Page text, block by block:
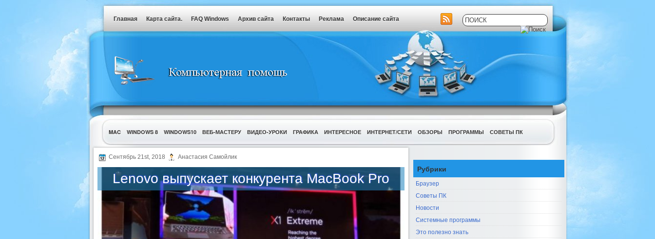
Главная Карта сайта. FAQ Windows Архив сайта Контакты Реклама Описание сайта
MAC WINDOWS 8 WINDOWS10 ВЕБ-МАСТЕРУ ВИДЕО-УРОКИ ГРАФИКА ИНТЕРЕСНОЕ ИНТЕРНЕТ/СЕТИ ОБЗОРЫ ПРОГРАММЫ СОВЕТЫ ПК
УТИЛИТЫ
Сентябрь 21st, 2018 Анастасия Самойлик
Lenovo выпускает конкурента MacBook Pro
Рубрики
Браузер
Советы ПК
Новости
Системные программы
Это полезно знать